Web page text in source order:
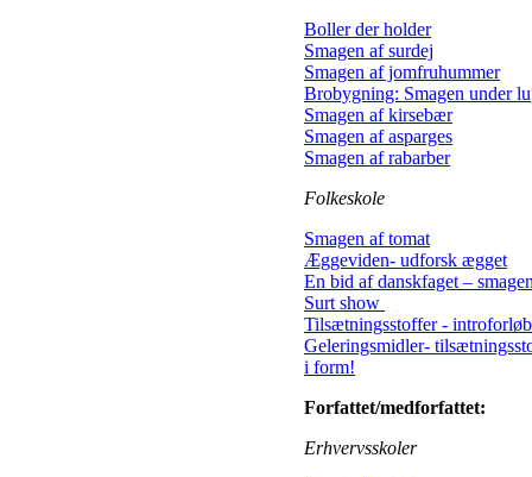
Boller der holder
Smagen af surdej
Smagen af jomfruhummer
Brobygning: Smagen under
Smagen af kirsebær
Smagen af asparges
Smagen af rabarber
Folkeskole
Smagen af tomat
Æggeviden- udforsk ægget
En bid af danskfaget –
Surt show
Tilsætningsstoffer - introforløb
Geleringsmidler-
i form!
Forfattet/medforfattet:
Erhvervsskoler